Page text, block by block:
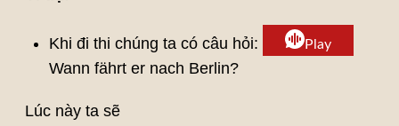
Khi đi thi chúng ta có câu hỏi: Play
Wann fährt er nach Berlin?
Lúc này ta sẽ